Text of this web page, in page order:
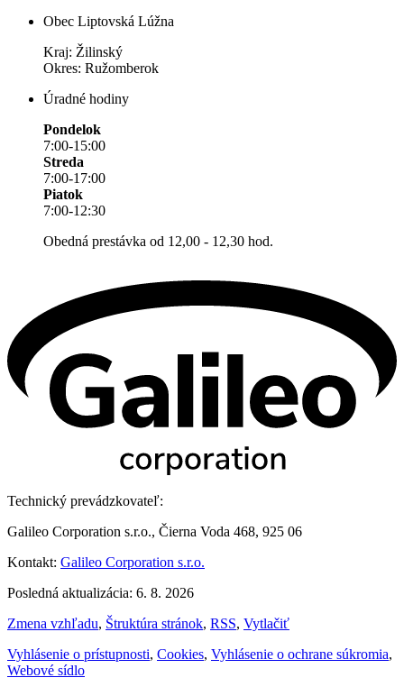
Obec Liptovská Lúžna
Kraj: Žilinský
Okres: Ružomberok
Úradné hodiny
Pondelok
7:00-15:00
Streda
7:00-17:00
Piatok
7:00-12:30
Obedná prestávka od 12,00 - 12,30 hod.
Technický prevádzkovateľ:
Galileo Corporation s.r.o., Čierna Voda 468, 925 06
Kontakt: Galileo Corporation s.r.o.
Posledná aktualizácia: 6. 8. 2026
Zmena vzhľadu, Štruktúra stránok, RSS, Vytlačiť
Vyhlásenie o prístupnosti, Cookies, Vyhlásenie o ochrane súkromia,
Webové sídlo